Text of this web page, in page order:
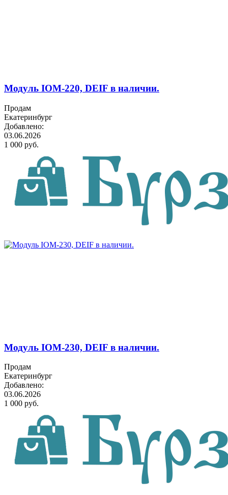
Модуль IOM-220, DEIF в наличии.
Продам
Екатеринбург
Добавлено:
03.06.2026
1 000 руб.
Модуль IOM-230, DEIF в наличии.
Продам
Екатеринбург
Добавлено:
03.06.2026
1 000 руб.